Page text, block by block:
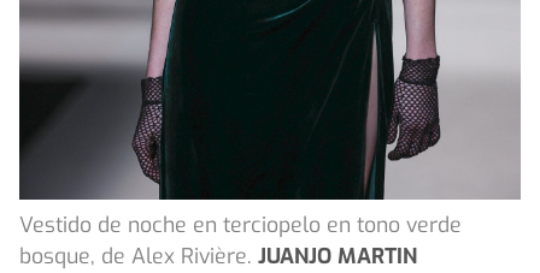
Vestido de noche en terciopelo en tono verde
bosque, de Alex Rivière. JUANJO MARTIN